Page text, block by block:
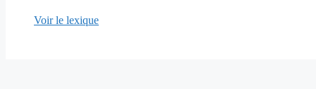
Voir le lexique